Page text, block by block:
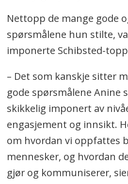
Nettopp de mange gode
spørsmålene hun stilte,
imponerte Schibsted-
– Det som kanskje sitter
gode spørsmålene Anine
skikkelig imponert av
engasjement og innsikt.
om hvordan vi oppfattes
mennesker, og hvordan
gjør og kommuniserer,